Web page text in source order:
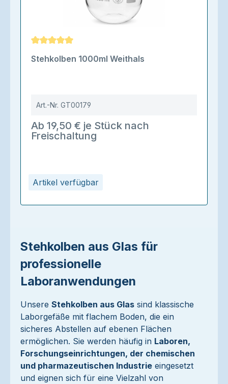
Artikel verfügbar
Durchschnittliche Bewertung von 5 von 5 Sternen
Stehkolben 1000ml Weithals
Art.-Nr. GT00179
Ab 19,50 € je Stück nach
Freischaltung
Stehkolben aus Glas für
professionelle
Laboranwendungen
Unsere Stehkolben aus Glas sind klassische
Laborgefäße mit flachem Boden, die ein
sicheres Abstellen auf ebenen Flächen
ermöglichen. Sie werden häufig in Laboren,
Forschungseinrichtungen, der chemischen
und pharmazeutischen Industrie eingesetzt
und eignen sich für eine Vielzahl von